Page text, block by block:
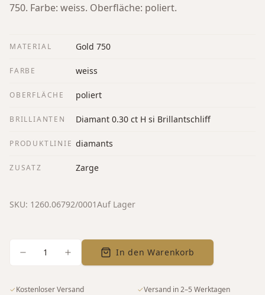
750. Farbe: weiss. Oberfläche: poliert.
MATERIAL Gold 750
FARBE weiss
OBERFLÄCHE poliert
BRILLIANTEN Diamant 0.30 ct H si Brillantschliff
PRODUKTLINIE diamants
ZUSATZ Zarge
SKU: 1260.06792/0001Auf Lager
1 In den Warenkorb
✓Kostenloser Versand ✓Versand in 2–5 Werktagen